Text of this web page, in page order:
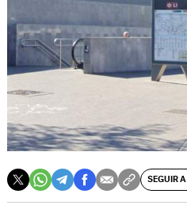
SEGUIR A